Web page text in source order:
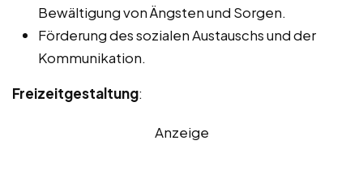
Bewältigung von Ängsten und Sorgen.
Förderung des sozialen Austauschs und der
Kommunikation.
Freizeitgestaltung:
Anzeige